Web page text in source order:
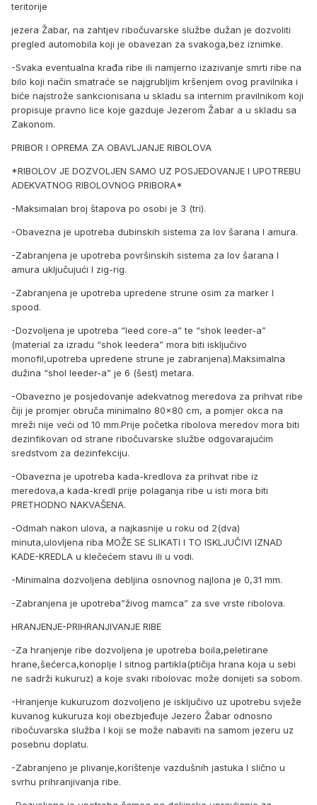
teritorije
jezera Žabar, na zahtjev ribočuvarske službe dužan je dozvoliti
pregled automobila koji je obavezan za svakoga,bez iznimke.
-Svaka eventualna krađa ribe ili namjerno izazivanje smrti ribe na
bilo koji način smatraće se najgrubljim kršenjem ovog pravilnika i
biće najstrože sankcionisana u skladu sa internim pravilnikom koji
propisuje pravno lice koje gazduje Jezerom Žabar a u skladu sa
Zakonom.
PRIBOR I OPREMA ZA OBAVLJANJE RIBOLOVA
*RIBOLOV JE DOZVOLJEN SAMO UZ POSJEDOVANJE I UPOTREBU
ADEKVATNOG RIBOLOVNOG PRIBORA*
-Maksimalan broj štapova po osobi je 3 (tri).
-Obavezna je upotreba dubinskih sistema za lov šarana I amura.
-Zabranjena je upotreba površinskih sistema za lov šarana I
amura uključujući I zig-rig.
-Zabranjena je upotreba upredene strune osim za marker I
spood.
-Dozvoljena je upotreba “leed core-a” te “shok leeder-a”
(material za izradu “shok leedera” mora biti isključivo
monofil,upotreba upredene strune je zabranjena).Maksimalna
dužina “shol leeder-a” je 6 (šest) metara.
-Obavezno je posjedovanje adekvatnog meredova za prihvat ribe
čiji je promjer obruča minimalno 80x80 cm, a pomjer okca na
mreži nije veći od 10 mm.Prije početka ribolova meredov mora biti
dezinfikovan od strane ribočuvarske službe odgovarajućim
sredstvom za dezinfekciju.
-Obavezna je upotreba kada-kredlova za prihvat ribe iz
meredova,a kada-kredl prije polaganja ribe u isti mora biti
PRETHODNO NAKVAŠENA.
-Odmah nakon ulova, a najkasnije u roku od 2(dva)
minuta,ulovljena riba MOŽE SE SLIKATI I TO ISKLJUČIVI IZNAD
KADE-KREDLA u klečećem stavu ili u vodi.
-Minimalna dozvoljena debljina osnovnog najlona je 0,31 mm.
-Zabranjena je upotreba”živog mamca” za sve vrste ribolova.
HRANJENJE-PRIHRANJIVANJE RIBE
-Za hranjenje ribe dozvoljena je upotreba boila,peletirane
hrane,šećerca,konoplje I sitnog partikla(ptičija hrana koja u sebi
ne sadrži kukuruz) a koje svaki ribolovac može donijeti sa sobom.
-Hranjenje kukuruzom dozvoljeno je isključivo uz upotrebu svježe
kuvanog kukuruza koji obezbjeđuje Jezero Žabar odnosno
ribočuvarska služba I koji se može nabaviti na samom jezeru uz
posebnu doplatu.
-Zabranjeno je plivanje,korištenje vazdušnih jastuka I slično u
svrhu prihranjivanja ribe.